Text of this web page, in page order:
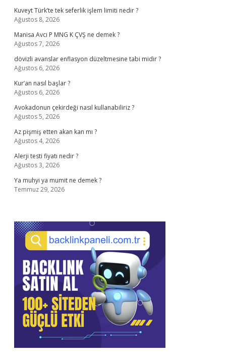
Kuveyt Türk’te tek seferlik işlem limiti nedir ?
Ağustos 8, 2026
Manisa Avcı P MNG K ÇVŞ ne demek ?
Ağustos 7, 2026
dövizli avanslar enflasyon düzeltmesine tabi midir ?
Ağustos 6, 2026
Kur’an nasıl başlar ?
Ağustos 6, 2026
Avokadonun çekirdeği nasıl kullanabiliriz ?
Ağustos 5, 2026
Az pişmiş etten akan kan mı ?
Ağustos 4, 2026
Alerji testi fiyatı nedir ?
Ağustos 3, 2026
Ya muhyi ya mumit ne demek ?
Temmuz 29, 2026